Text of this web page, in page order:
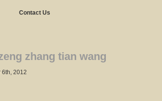
Contact Us
zhang tian wang
6th, 2012